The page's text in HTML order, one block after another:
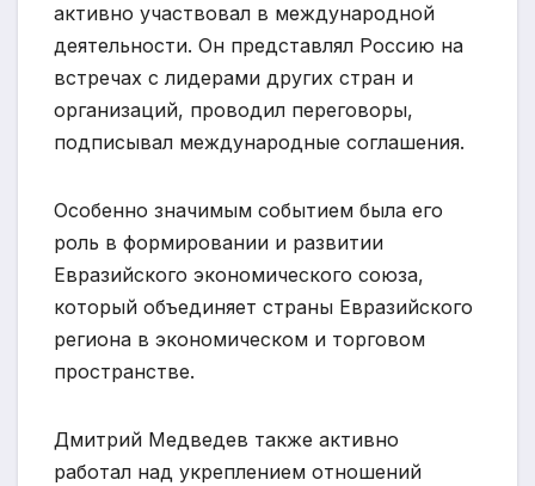
активно участвовал в международной
деятельности. Он представлял Россию на
встречах с лидерами других стран и
организаций, проводил переговоры,
подписывал международные соглашения.
Особенно значимым событием была его
роль в формировании и развитии
Евразийского экономического союза,
который объединяет страны Евразийского
региона в экономическом и торговом
пространстве.
Дмитрий Медведев также активно
работал над укреплением отношений